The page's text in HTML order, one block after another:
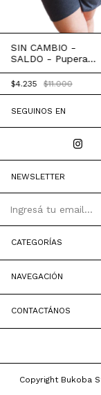
SIN CAMBIO -
SALDO - Pupera
$4.235 $11.000
SEGUINOS EN
NEWSLETTER
CATEGORÍAS
NAVEGACIÓN
CONTACTÁNOS
Copyright Bukoba